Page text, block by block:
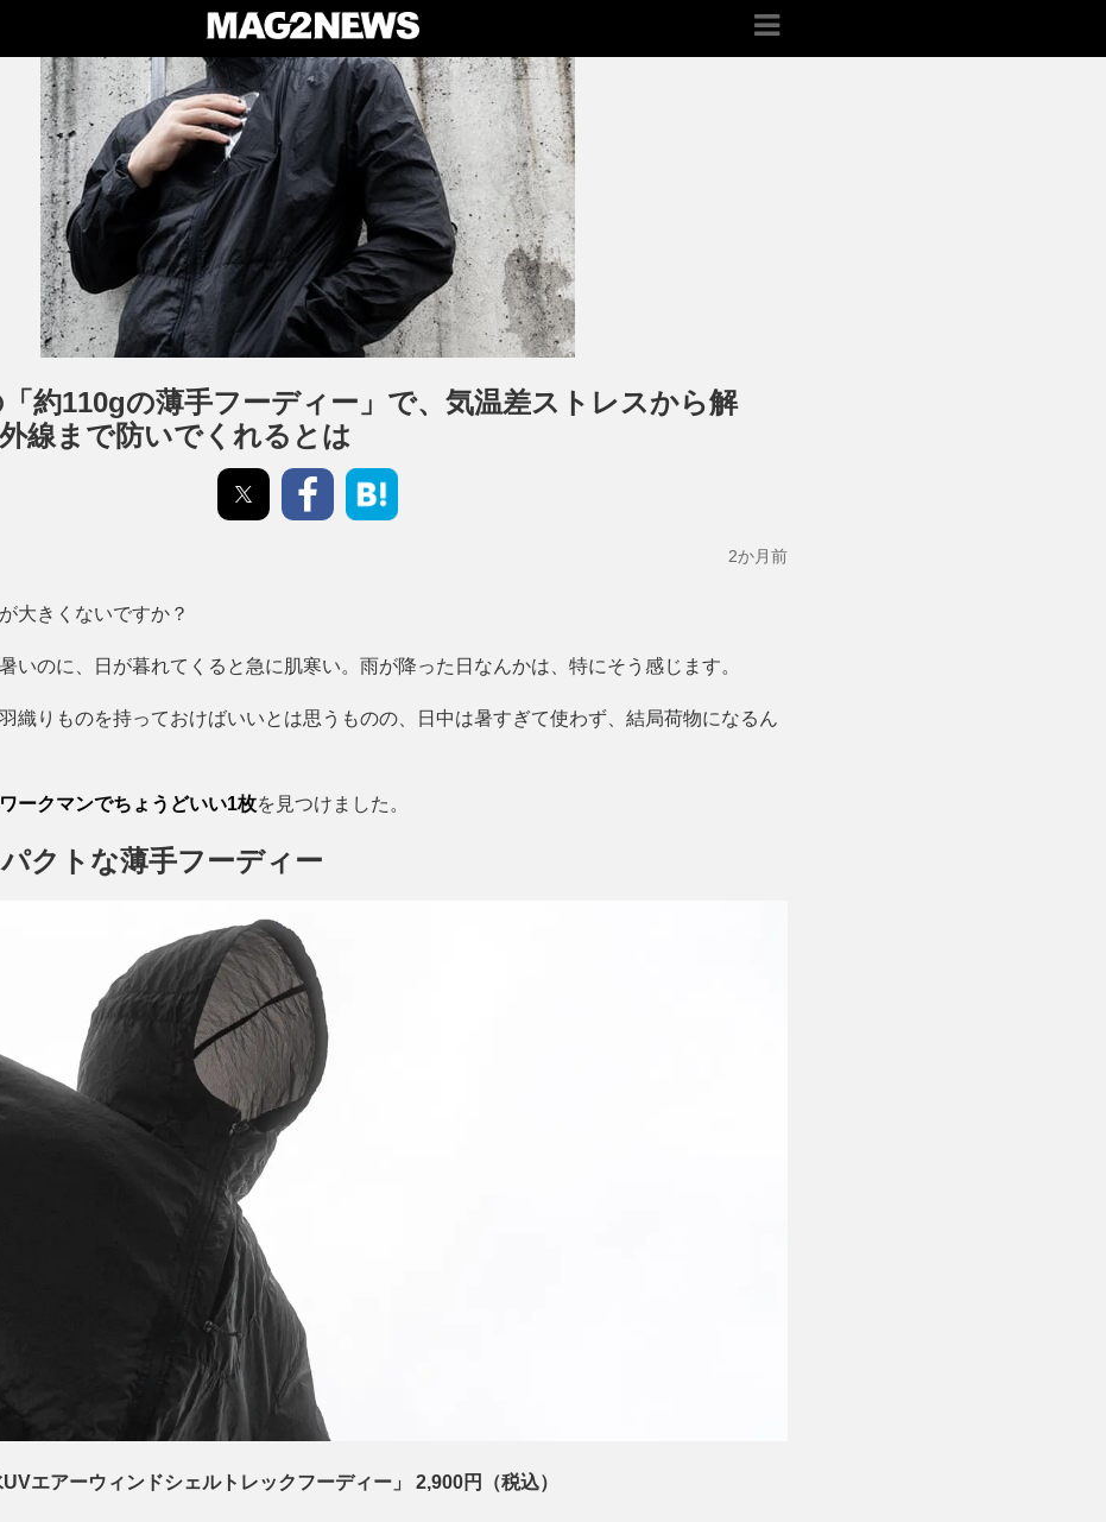
約110gの薄手フーディー」で、気温差ストレスから解
線まで防いでくれるとは
2か月前
大きくないですか？
いのに、日が暮れてくると急に肌寒い。雨が降った日なんかは、特にそう感じます。
織りものを持っておけばいいとは思うものの、日中は暑すぎて使わず、結局荷物になるん
ワークマンでちょうどいい1枚を見つけました。
クトな薄手フーディー
エアーウィンドシェルトレックフーディー」 2,900円（税込）